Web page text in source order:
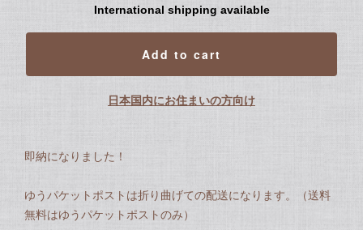
International shipping available
Add to cart
日本国内にお住まいの方向け
即納になりました！
ゆうパケットポストは折り曲げての配送になります。（送料
無料はゆうパケットポストのみ）